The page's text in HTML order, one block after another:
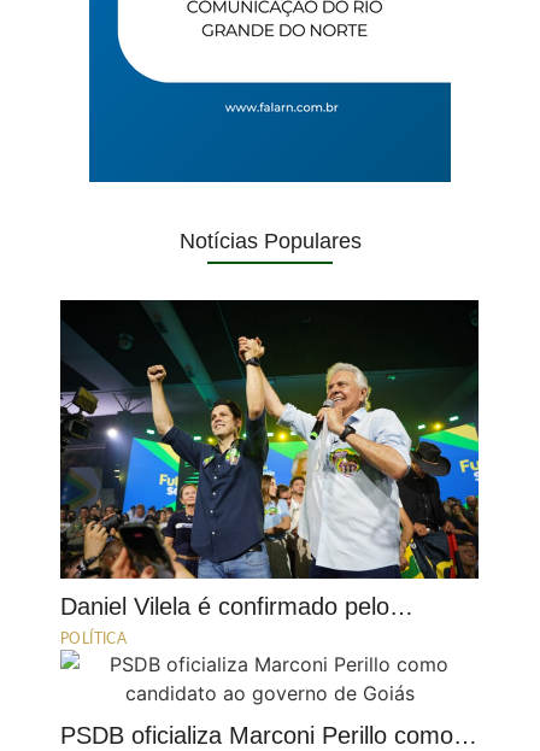
Notícias Populares
Daniel Vilela é confirmado pelo…
POLÍTICA
PSDB oficializa Marconi Perillo como…